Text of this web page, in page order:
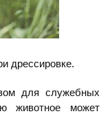
дрессировке.
для служебных
животное может